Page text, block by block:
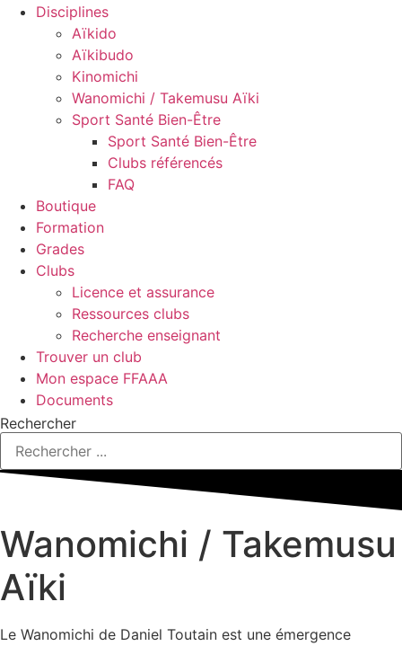
Disciplines
Aïkido
Aïkibudo
Kinomichi
Wanomichi / Takemusu Aïki
Sport Santé Bien-Être
Sport Santé Bien-Être
Clubs référencés
FAQ
Boutique
Formation
Grades
Clubs
Licence et assurance
Ressources clubs
Recherche enseignant
Trouver un club
Mon espace FFAAA
Documents
Rechercher
Wanomichi / Takemusu
Aïki
Le Wanomichi de Daniel Toutain est une émergence